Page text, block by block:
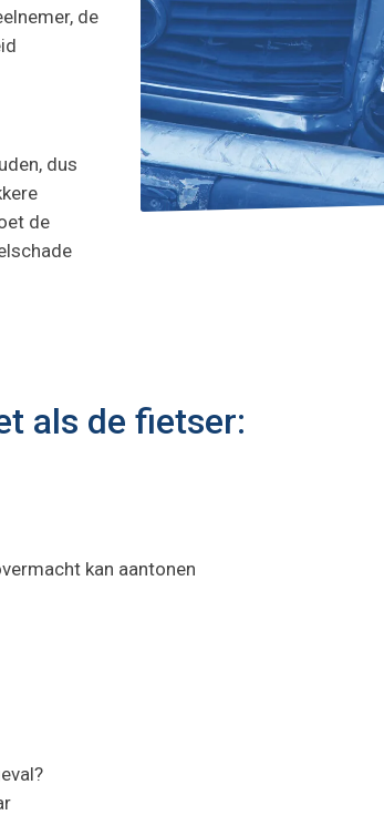
de
dus
de
als de fietser:
kan aantonen